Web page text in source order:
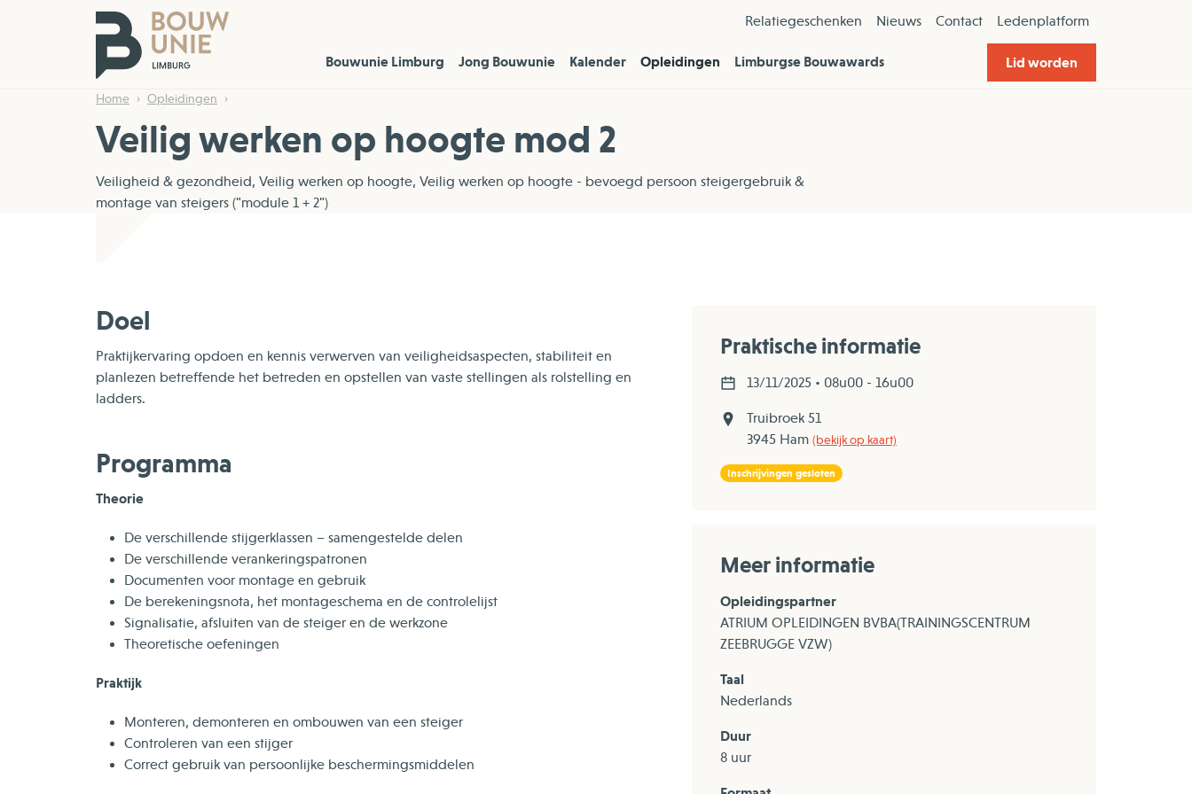
Bouwunie Limburg Jong Bouwunie Kalender Opleidingen Limburgse Bouwawards Lid worden
Relatiegeschenken Nieuws Contact Ledenplatform
Home Opleidingen
Veilig werken op hoogte mod 2
Veiligheid & gezondheid, Veilig werken op hoogte, Veilig werken op hoogte - bevoegd persoon steigergebruik &
montage van steigers ("module 1 + 2")
Doel
Praktijkervaring opdoen en kennis verwerven van veiligheidsaspecten, stabiliteit en
planlezen betreffende het betreden en opstellen van vaste stellingen als rolstelling en
ladders.
Programma
Theorie
De verschillende stijgerklassen – samengestelde delen
De verschillende verankeringspatronen
Documenten voor montage en gebruik
De berekeningsnota, het montageschema en de controlelijst
Signalisatie, afsluiten van de steiger en de werkzone
Theoretische oefeningen
Praktijk
Monteren, demonteren en ombouwen van een steiger
Controleren van een stijger
Correct gebruik van persoonlijke beschermingsmiddelen
Praktische informatie
13/11/2025 • 08u00 - 16u00
Truibroek 51
3945 Ham (bekijk op kaart)
Inschrijvingen gesloten
Meer informatie
Opleidingspartner
ATRIUM OPLEIDINGEN BVBA(TRAININGSCENTRUM
ZEEBRUGGE VZW)
Taal
Nederlands
Duur
8 uur